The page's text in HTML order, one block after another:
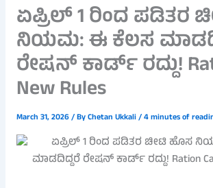
ಏಪ್ರಿಲ್ 1 ರಿಂದ ಪಡಿತರ
ನಿಯಮ: ಈ ಕೆಲಸ
ರೇಷನ್ ಕಾರ್ಡ್ ರದ್ದು!
New Rules
March 31, 2026/ ByChetan Ukkali/4 minutes of